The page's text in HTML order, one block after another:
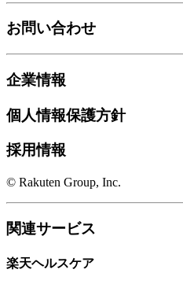
お問い合わせ
企業情報
個人情報保護方針
採用情報
© Rakuten Group, Inc.
関連サービス
楽天ヘルスケア